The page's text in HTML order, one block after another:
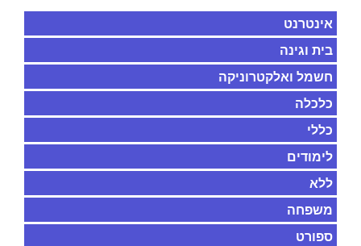
אינטרנט
בית וגינה
חשמל ואלקטרוניקה
כלכלה
כללי
לימודים
ללא
משפחה
ספורט